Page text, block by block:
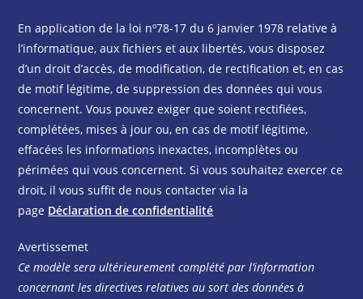
En application de la loi nº78-17 du 6 janvier 1978 relative à
l’informatique, aux fichiers et aux libertés, vous disposez
d’un droit d’accès, de modification, de rectification et, en cas
de motif légitime, de suppression des données qui vous
concernent. Vous pouvez exiger que soient rectifiées,
complétées, mises à jour ou, en cas de motif légitime,
effacées les informations inexactes, incomplètes ou
périmées qui vous concernent. Si vous souhaitez exercer ce
droit, il vous suffit de nous contacter via la
page Déclaration de confidentialité
Avertissemet
Ce modèle sera ultérieurement complété par l’information
concernant les directives relatives au sort des données à